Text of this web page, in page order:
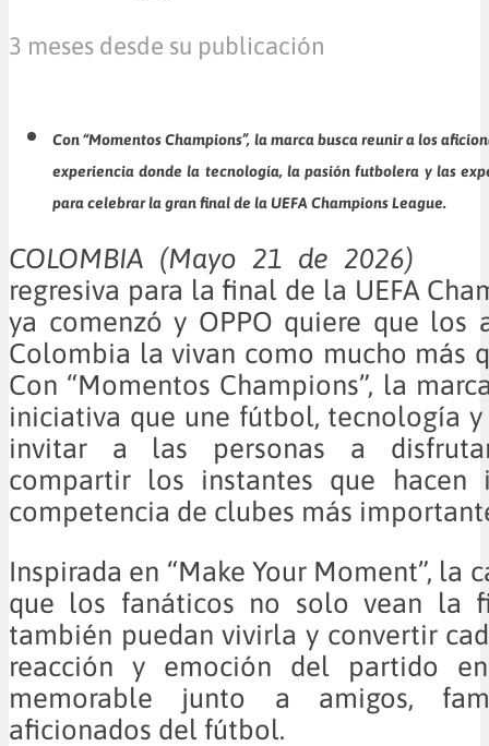
3 meses desde su publicación
Con “Momentos Champions”, la marca busca reunir a los
experiencia donde la tecnología, la pasión futbolera y las
para celebrar la gran final de la UEFA Champions League.
COLOMBIA (Mayo 21 de
regresiva para la final de la UEFA
ya comenzó y OPPO quiere que los
Colombia la vivan como mucho más
Con “Momentos Champions”, la
iniciativa que une fútbol, tecnología
invitar a las personas a
compartir los instantes que hacen
competencia de clubes más
Inspirada en “Make Your Moment”, la
que los fanáticos no solo vean la
también puedan vivirla y convertir
reacción y emoción del partido
memorable junto a amigos,
aficionados del fútbol.